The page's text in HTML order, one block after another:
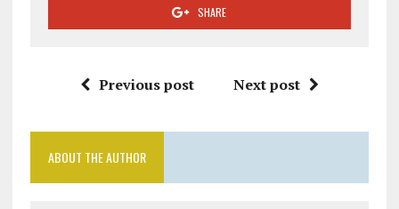
SHARE
Previous post Next post
ABOUT THE AUTHOR